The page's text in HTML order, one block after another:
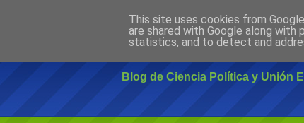
Ciudadano
Blog de Ciencia Política y Unión
This site uses cookies from
are shared with Google along
statistics, and to detect and